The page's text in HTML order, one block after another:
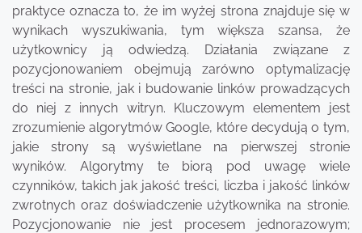
praktyce oznacza to, że im wyżej strona znajduje się w
wynikach wyszukiwania, tym większa szansa, że
użytkownicy ją odwiedzą. Działania związane z
pozycjonowaniem obejmują zarówno optymalizację
treści na stronie, jak i budowanie linków prowadzących
do niej z innych witryn. Kluczowym elementem jest
zrozumienie algorytmów Google, które decydują o tym,
jakie strony są wyświetlane na pierwszej stronie
wyników. Algorytmy te biorą pod uwagę wiele
czynników, takich jak jakość treści, liczba i jakość linków
zwrotnych oraz doświadczenie użytkownika na stronie.
Pozycjonowanie nie jest procesem jednorazowym;